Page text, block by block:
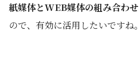
紙媒体とWEB媒体の組み合わせ
ので、有効に活用したいですね。